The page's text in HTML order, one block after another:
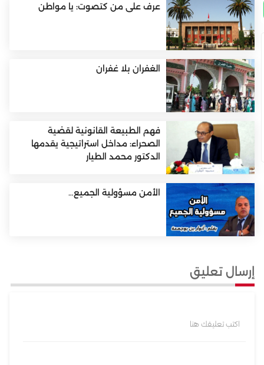
عرف على من كتصوت: يا مواطن
الغفران بلا غفران
فهم الطبيعة القانونية لقضية
الصحراء: مداخل استراتيجية يقدمها
الدكتور محمد الطيار
الأمن مسؤولية الجميع…
إرسال تعليق
اكتب تعليقك هنا